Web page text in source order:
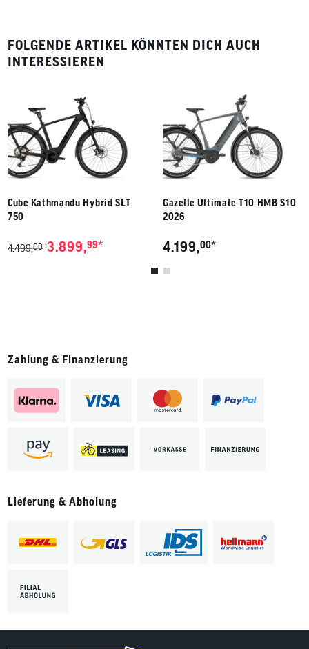
FOLGENDE ARTIKEL KÖNNTEN DICH AUCH
INTERESSIEREN
Cube Kathmandu Hybrid SLT
750
4.499,00 13.899,99*
Gazelle Ultimate T10 HMB S10
2026
4.199,00*
Zahlung & Finanzierung
Lieferung & Abholung